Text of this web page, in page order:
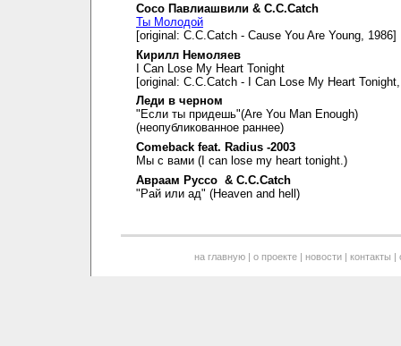
Сосо Павлиашвили & C.C.Catch
Ты Молодой
[original: C.C.Catch - Cause You Are Young, 1986]
Кирилл Немоляев
I Can Lose My Heart Tonight
[original: C.C.Catch - I Can Lose My Heart
Леди в черном
"Если ты придешь"(Are You Man Enough)
(неопубликованное раннее)
Comeback feat. Radius -2003
Мы с вами (I can lose my heart tonight.)
Авраам Руссо & C.C.Catch
"Рай или ад" (Heaven and hell)
на главную| о проекте| новости| контакты |